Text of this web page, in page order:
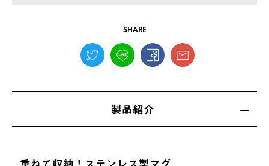
SHARE
製品紹介